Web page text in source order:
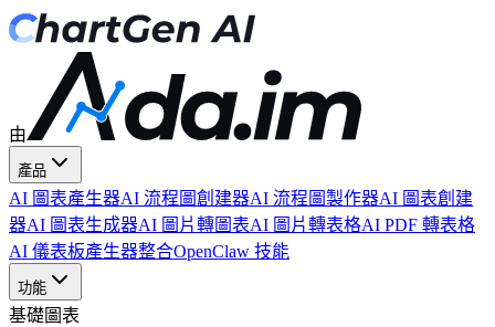
由
產品
AI 圖表產生器AI 流程圖創建器AI 流程圖製作器AI 圖表創建
器AI 圖表生成器AI 圖片轉圖表AI 圖片轉表格AI PDF 轉表格
AI 儀表板產生器整合OpenClaw 技能
功能
基礎圖表